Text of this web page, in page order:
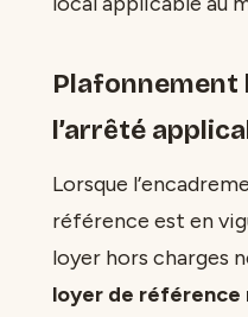
Plafonnement
l’arrêté
Lorsque
référence est en
loyer hors charges
loyer de référence